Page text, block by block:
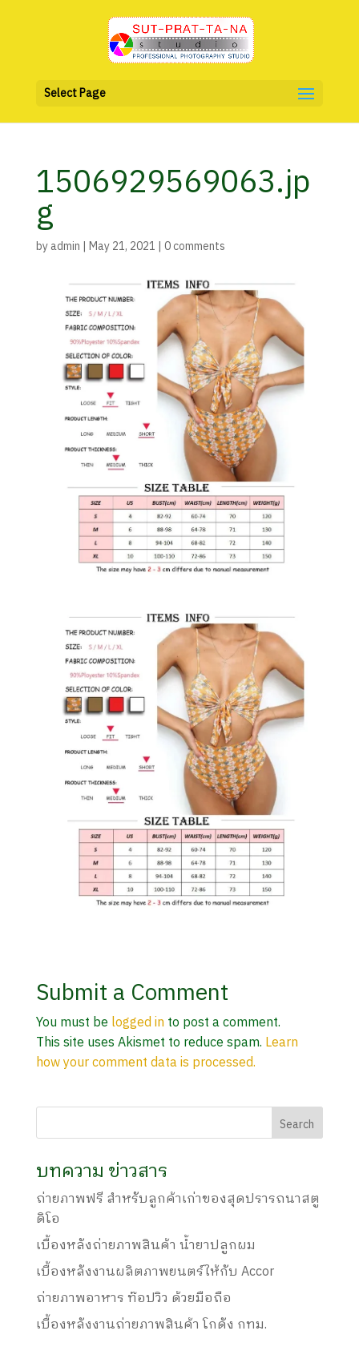
Select Page
1506929569063.jp
g
byadmin | May 21, 2021 | 0 comments
Submit a Comment
You must be logged into post a comment.
This site uses Akismet to reduce spam. Learn
how your comment data is processed.
บทความ ข่าวสาร
ถ่ายภาพฟรี สำหรับลูกค้าเก่าของสุดปรารถนาสตู
ดิโอ
เบื้องหลังถ่ายภาพสินค้า น้ำยาปลูกผม
เบื้องหลังงานผลิตภาพยนตร์ให้กับ Accor
ถ่ายภาพอาหาร ท๊อปวิว ด้วยมือถือ
เบื้องหลังงานถ่ายภาพสินค้า โกดัง กทม.